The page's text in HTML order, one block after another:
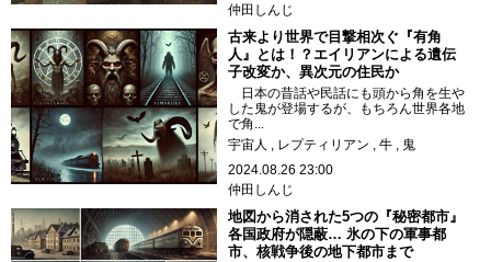
仲田しんじ
古来より世界で目撃相次ぐ『有角
人』とは！？エイリアンによる遺伝
子改変か、異次元の住民か
日本の昔話や民話にも頭から角を生や
した鬼が登場するが、もちろん世界各地
で角...
宇宙人
レプティリアン 牛
鬼
2024.08.26 23:00
仲田しんじ
地図から消された5つの『秘密都市』
各国政府が隠蔽… 氷の下の軍事都
市、核戦争後の地下都市まで